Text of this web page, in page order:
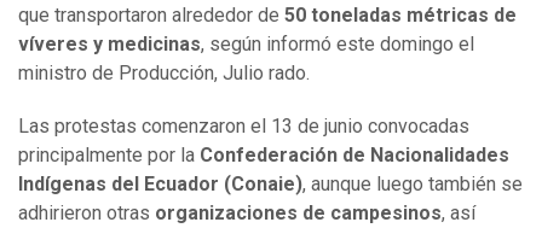
que transportaron alrededor de 50 toneladas métricas de
víveres y medicinas, según informó este domingo el
ministro de Producción, Julio rado.
Las protestas comenzaron el 13 de junio convocadas
principalmente por la Confederación de Nacionalidades
Indígenas del Ecuador (Conaie), aunque luego también se
adhirieron otras organizaciones de campesinos, así